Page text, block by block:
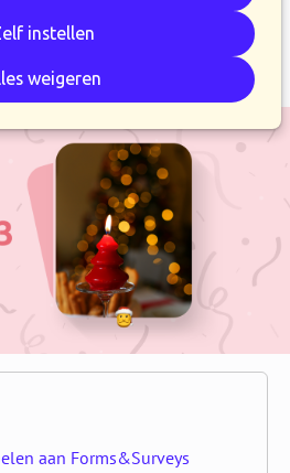
instellen
weigeren
aan Forms&Surveys